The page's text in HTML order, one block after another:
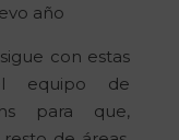
año
con estas
equipo de
para que,